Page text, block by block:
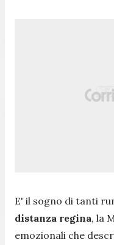
E' il sogno di tanti
distanza regina, la
emozionali che